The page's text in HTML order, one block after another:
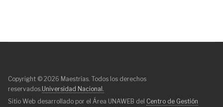
Copyright © 2026 Maestrías. Todos los derechos
reservados. Universidad Nacional.
Sitio Web desarrollado por el Área UNAWEB del Centro de Gestión